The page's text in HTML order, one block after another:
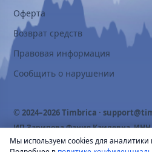
Оферта
Возврат средств
Правовая информация
Сообщить о нарушении
© 2024–2026 Timbrica ·
ИП Зарипова Фания Каилевна, ИНН
Мы используем cookies для